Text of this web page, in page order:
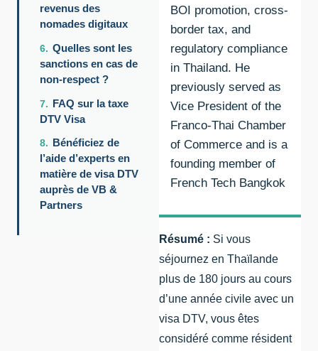
revenus des
nomades digitaux
Quelles sont les
sanctions en cas de
non-respect ?
FAQ sur la taxe
DTV Visa
Bénéficiez de
l’aide d’experts en
matière de visa DTV
auprès de VB &
Partners
BOI promotion, cross-
border tax, and
regulatory compliance
in Thailand. He
previously served as
Vice President of the
Franco-Thai Chamber
of Commerce and is a
founding member of
French Tech Bangkok
Résumé : Si vous
séjournez en Thaïlande
plus de 180 jours au cours
d’une année civile avec un
visa DTV, vous êtes
considéré comme résident